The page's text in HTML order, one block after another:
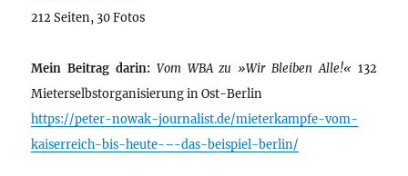
212 Seiten, 30 Fotos
Mein Beitrag darin: Vom WBA zu »Wir Bleiben Alle!« 132
Mieterselbstorganisierung in Ost-Berlin
https://peter-nowak-journalist.de/mieterkampfe-vom-
kaiserreich-bis-heute-–-das-beispiel-berlin/